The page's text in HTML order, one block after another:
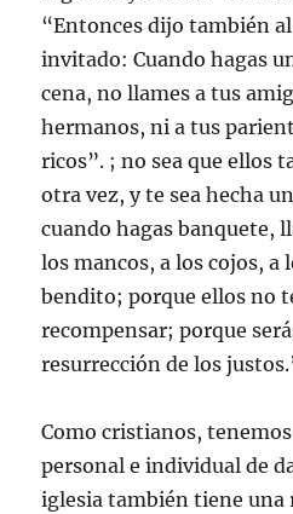
“Entonces dijo también
invitado: Cuando hagas
cena, no llames a tus
hermanos, ni a tus
ricos”. ; no sea que ellos
otra vez, y te sea hecha
cuando hagas banquete,
los mancos, a los cojos, a
bendito; porque ellos no
recompensar; porque
resurrección de los
Como cristianos,
personal e individual de
iglesia también tiene una